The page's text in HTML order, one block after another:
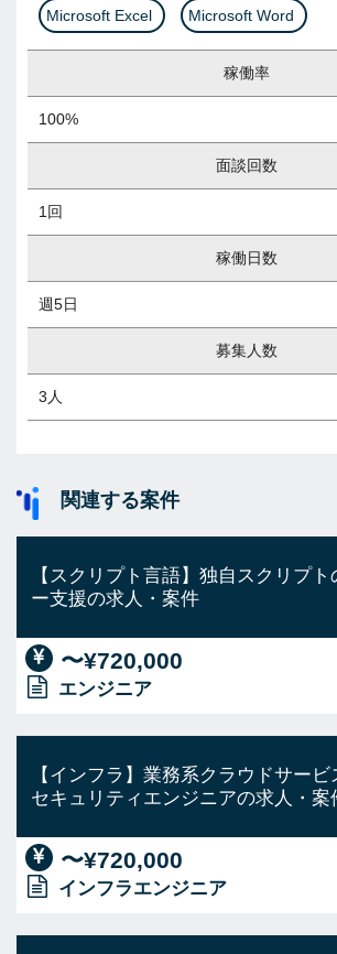
Microsoft Excel Microsoft Word
稼働率
100%
面談回数
1回
稼働日数
週5日
募集人数
3人
関連する案件
【スクリプト言語】独自スクリプト
ー支援の求人・案件
〜¥720,000
エンジニア
【インフラ】業務系クラウドサー
セキュリティエンジニアの求人・案
〜¥720,000
インフラエンジニア